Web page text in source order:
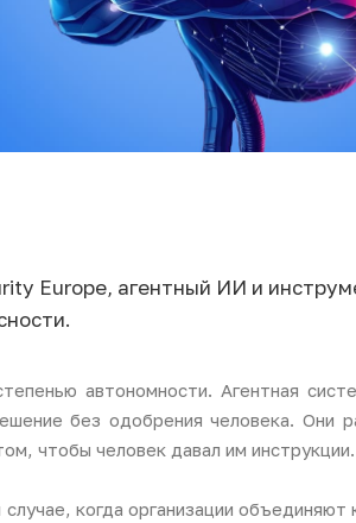
Europe, агентный ИИ и
автономности. Агентная
без одобрения человека.
чтобы человек давал им
когда организации